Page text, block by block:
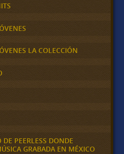
LA COLECCIÓN
PEERLESS DONDE
GRABADA EN MÉXICO